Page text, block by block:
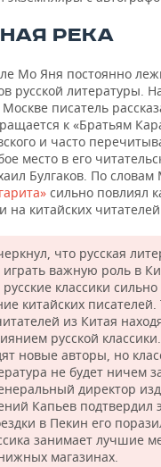
РЕКА
Мо Яня постоянно
русской литературы.
писатель
к «Братьям
и часто
место в его
Булгаков. По
сильно повлиял
на китайских
что русская
играть важную роль в
русские классики
китайских писателей.
из Китая
русской
новые авторы, но
не будет ничем
директор
Капьев подтвердил
в Пекин его
занимает лучшие
магазинах.